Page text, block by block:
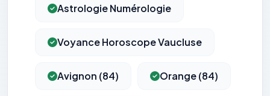
Astrologie Numérologie
Voyance Horoscope Vaucluse
Avignon (84) Orange (84)